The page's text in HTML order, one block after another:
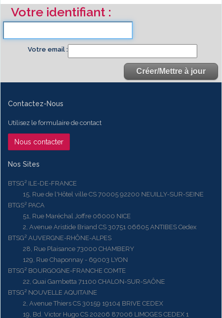
Votre identifiant
Votre email
Contactez-Nous
Utilisez le formulaire de contact
Nous contacter
Nos Sites
BTSG² ILE-DE-FRANCE
15, Rue de l'Hôtel ville CS 70005 92200 NEUILLY-SUR-SEINE
BTGS² PACA
51, Rue Maréchal Joffre 06000 NICE
2, Avenue Aristide Briand CS 30751 06605 ANTIBES Cedex
BTSG² AUVERGNE-RHÔNE-ALPES
28, Rue Plaisance 73000 CHAMBERY
129, Rue Chaponnay - 69003 LYON
BTSG² BOURGOGNE-FRANCHE COMTE
22, Quai Gambetta 71100 CHALON-SUR-SAÔNE
BTSG² NOUVELLE AQUITAINE
2, Avenue Thiers CS 30159 19104 BRIVE CEDEX
19, Bd. Victor Hugo CS 20206 87006 LIMOGES CEDEX 1